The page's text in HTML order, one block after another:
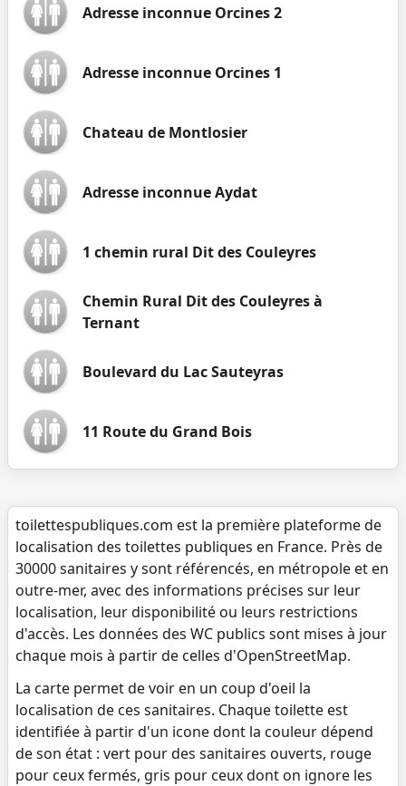
Adresse inconnue Orcines 2
Adresse inconnue Orcines 1
Chateau de Montlosier
Adresse inconnue Aydat
1 chemin rural Dit des Couleyres
Chemin Rural Dit des Couleyres à
Ternant
Boulevard du Lac Sauteyras
11 Route du Grand Bois
toilettespubliques.com est la première plateforme de
localisation des toilettes publiques en France. Près de
30000 sanitaires y sont référencés, en métropole et en
outre-mer, avec des informations précises sur leur
localisation, leur disponibilité ou leurs restrictions
d'accès. Les données des WC publics sont mises à jour
chaque mois à partir de celles d'OpenStreetMap.
La carte permet de voir en un coup d'oeil la
localisation de ces sanitaires. Chaque toilette est
identifiée à partir d'un icone dont la couleur dépend
de son état : vert pour des sanitaires ouverts, rouge
pour ceux fermés, gris pour ceux dont on ignore les